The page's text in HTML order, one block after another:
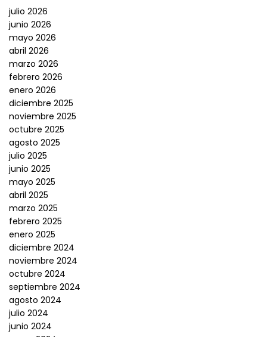
julio 2026
junio 2026
mayo 2026
abril 2026
marzo 2026
febrero 2026
enero 2026
diciembre 2025
noviembre 2025
octubre 2025
agosto 2025
julio 2025
junio 2025
mayo 2025
abril 2025
marzo 2025
febrero 2025
enero 2025
diciembre 2024
noviembre 2024
octubre 2024
septiembre 2024
agosto 2024
julio 2024
junio 2024